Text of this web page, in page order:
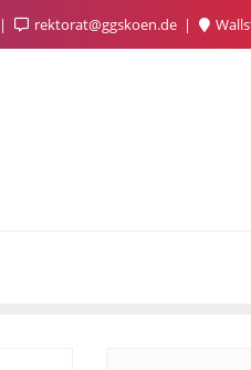
rektorat@ggskoen.de